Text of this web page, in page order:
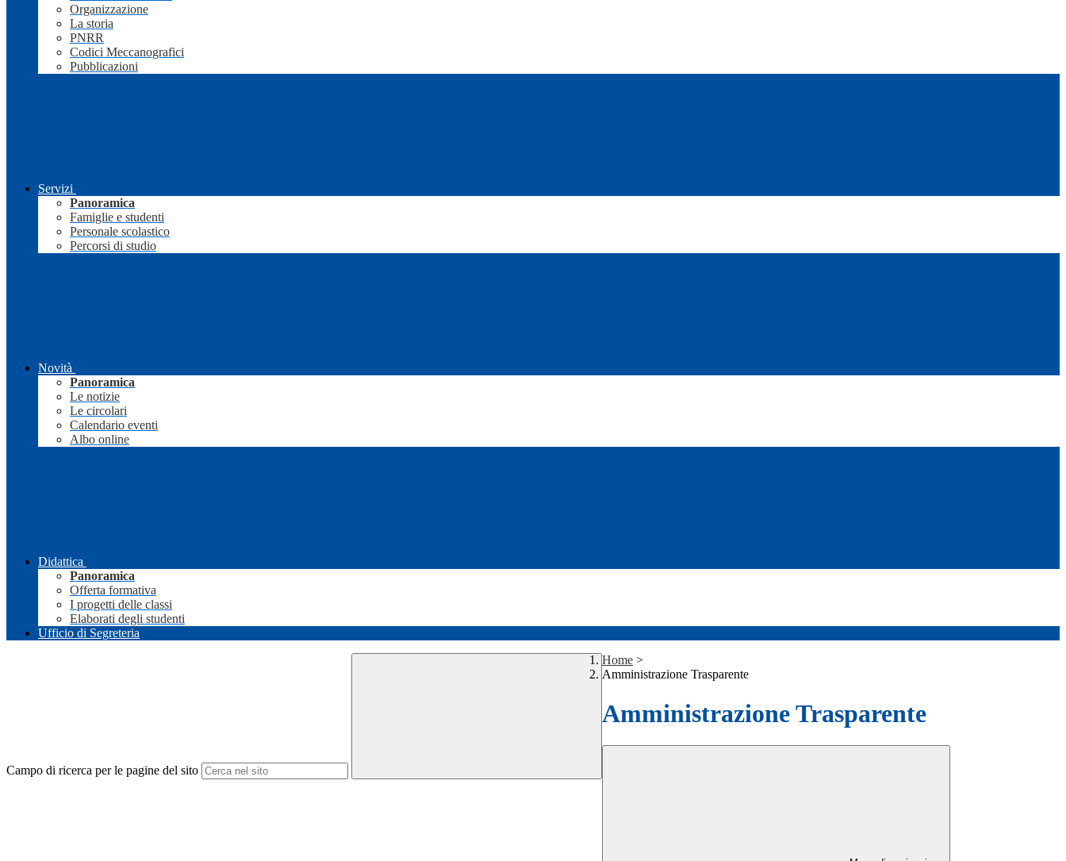
Organizzazione
La storia
PNRR
Codici Meccanografici
Pubblicazioni
Servizi
Panoramica
Famiglie e studenti
Personale scolastico
Percorsi di studio
Novità
Panoramica
Le notizie
Le circolari
Calendario eventi
Albo online
Didattica
Panoramica
Offerta formativa
I progetti delle classi
Elaborati degli studenti
Ufficio di Segreteria
Campo di ricerca per le pagine del sito
Home >
Amministrazione Trasparente
Amministrazione Trasparente